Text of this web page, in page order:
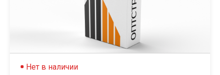
Нет в наличии